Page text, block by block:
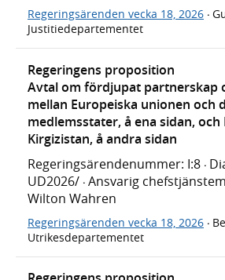
Regeringsärenden vecka 18, 2026 ·
Justitiedepartementet
Regeringens proposition
Avtal om fördjupat partnerskap
mellan Europeiska unionen och
medlemsstater, å ena sidan, och
Kirgizistan, å andra sidan
Regeringsärendenummer: I:8 ·
UD2026/ · Ansvarig
Wilton Wahren
Regeringsärenden vecka 18, 2026 ·
Utrikesdepartementet